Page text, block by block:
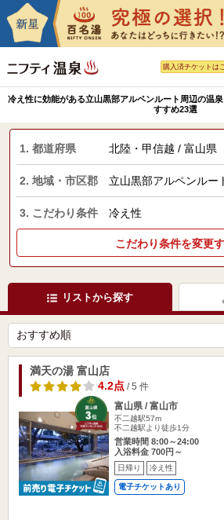
購入済チケットは
冷え性に効能がある立山黒部アルペンルート周辺の温
すすめ23選
1. 都道府県 北陸・甲信越 / 富山県
2. 地域・市区郡 立山黒部アルペンルー
3. こだわり条件 冷え性
こだわり条件を変更
リストから探す
満天の湯 富山店
4.2点/ 5 件
富山県 / 富山市
不二越駅57m
不二越駅より徒歩1分
営業時間 8:00～24:00
入浴料金 700円～
日帰り 冷え性
電子チケットあり